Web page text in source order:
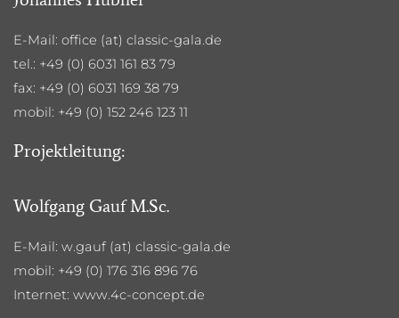
E-Mail: office (at) classic-gala.de
tel.: +49 (0) 6031 161 83 79
fax: +49 (0) 6031 169 38 79
mobil: +49 (0) 152 246 123 11
Projektleitung:
Wolfgang Gauf M.Sc.
E-Mail: w.gauf (at) classic-gala.de
mobil: +49 (0) 176 316 896 76
Internet: www.4c-concept.de